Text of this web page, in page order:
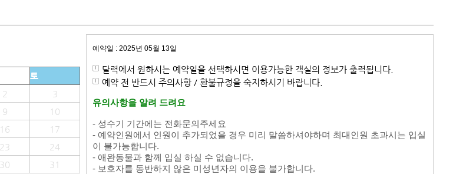
토
2
3
9
10
16
17
23
24
30 31
예약일 : 2025년 05월 13일
달력에서 원하시는 예약일을 선택하시면 이용가능한 객실의 정보가 출력됩니다.
예약 전 반드시 주의사항 / 환불규정을 숙지하시기 바랍니다.
유의사항을 알려 드려요
- 성수기 기간에는 전화문의주세요
- 예약인원에서 인원이 추가되었을 경우 미리 말씀하셔야하며 최대인원 초과시는 입실
이 불가능합니다.
- 애완동물과 함께 입실 하실 수 없습니다.
- 보호자를 동반하지 않은 미성년자의 이용을 불가합니다.